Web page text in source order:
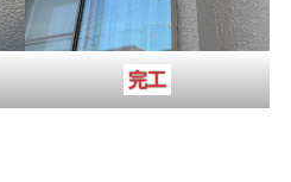
完工